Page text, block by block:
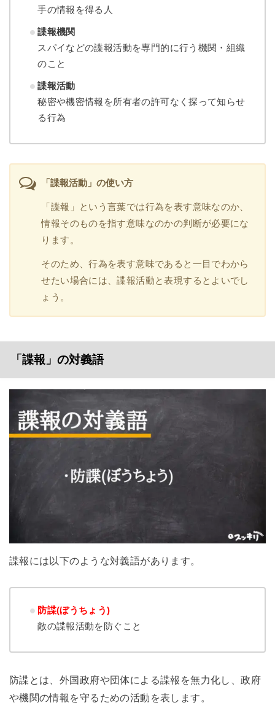
手の情報を得る人
諜報機関
スパイなどの諜報活動を専門的に行う機関・組織
のこと
諜報活動
秘密や機密情報を所有者の許可なく探って知らせ
る行為
「諜報活動」の使い方
「諜報」という言葉では行為を表す意味なのか、
情報そのものを指す意味なのかの判断が必要にな
ります。
そのため、行為を表す意味であると一目でわから
せたい場合には、諜報活動と表現するとよいでし
ょう。
「諜報」の対義語
諜報には以下のような対義語があります。
防諜(ぼうちょう)
敵の諜報活動を防ぐこと
防諜とは、外国政府や団体による諜報を無力化し、政府
や機関の情報を守るための活動を表します。